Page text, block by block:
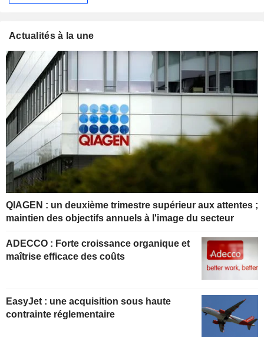
Actualités à la une
QIAGEN : un deuxième trimestre supérieur aux attentes ;
maintien des objectifs annuels à l'image du secteur
ADECCO : Forte croissance organique et
maîtrise efficace des coûts
EasyJet : une acquisition sous haute
contrainte réglementaire